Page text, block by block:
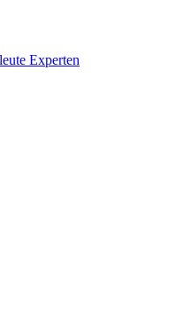
Experten